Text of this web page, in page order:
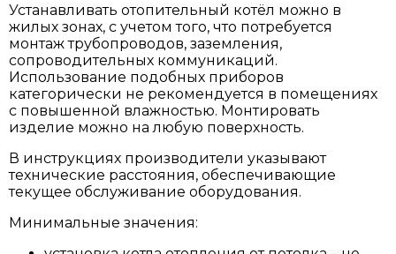
Устанавливать отопительный котёл можно в
жилых зонах, с учетом того, что потребуется
монтаж трубопроводов, заземления,
сопроводительных коммуникаций.
Использование подобных приборов
категорически не рекомендуется в помещениях
с повышенной влажностью. Монтировать
изделие можно на любую поверхность.
В инструкциях производители указывают
технические расстояния, обеспечивающие
текущее обслуживание оборудования.
Минимальные значения: